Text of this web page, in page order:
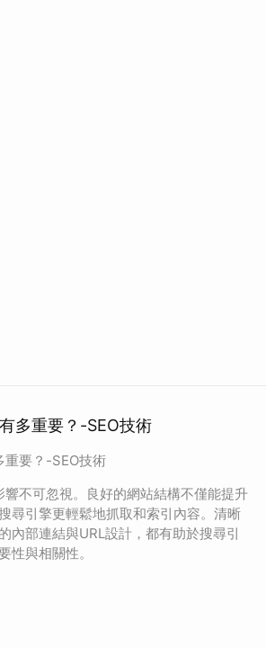
多重要？-SEO技術
重要？-SEO技術
響不可忽視。良好的網站結構不僅能提升
尋引擎更輕鬆地抓取和索引內容。清晰
內部連結與URL設計，都有助於搜尋引
性與相關性。